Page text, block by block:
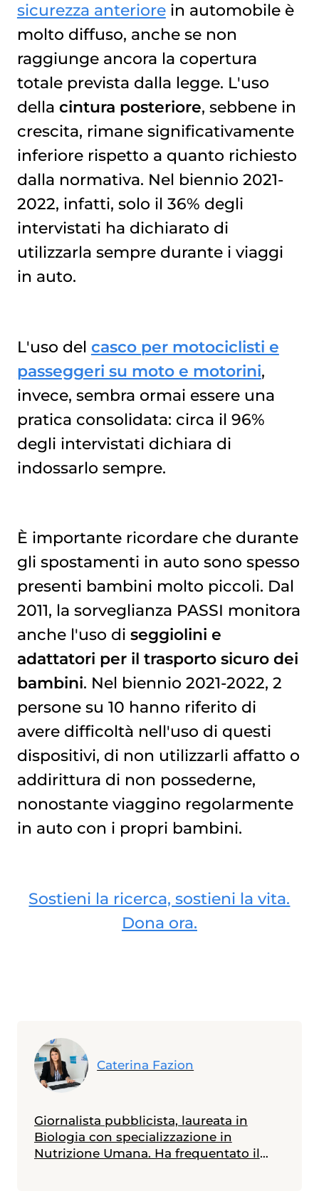
sicurezza anteriorein automobile è
molto diffuso, anche se non
raggiunge ancora la copertura
totale prevista dalla legge. L'uso
della cintura posteriore, sebbene in
crescita, rimane significativamente
inferiore rispetto a quanto richiesto
dalla normativa. Nel biennio 2021-
2022, infatti, solo il 36% degli
intervistati ha dichiarato di
utilizzarla sempre durante i viaggi
in auto.
L'uso del casco per motociclisti e
passeggeri su moto e motorini,
invece, sembra ormai essere una
pratica consolidata: circa il 96%
degli intervistati dichiara di
indossarlo sempre.
È importante ricordare che durante
gli spostamenti in auto sono spesso
presenti bambini molto piccoli. Dal
2011, la sorveglianza PASSI monitora
anche l'uso di seggiolini e
adattatori per il trasporto sicuro dei
bambini. Nel biennio 2021-2022, 2
persone su 10 hanno riferito di
avere difficoltà nell'uso di questi
dispositivi, di non utilizzarli affatto o
addirittura di non possederne,
nonostante viaggino regolarmente
in auto con i propri bambini.
Sostieni la ricerca, sostieni la vita.
Dona ora.
Caterina Fazion
Giornalista pubblicista, laureata in
Biologia con specializzazione in
Nutrizione Umana. Ha frequentato il